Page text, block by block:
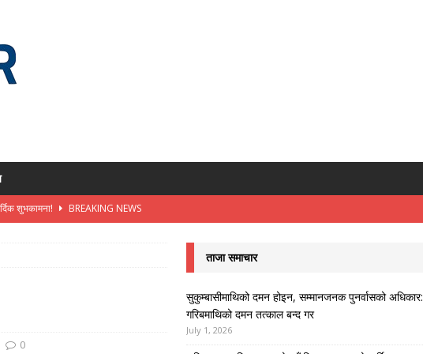
शुभकामना!
BREAKING NEWS
मार्ग-अजय निरौला
पक्षहरू – अजय निरौला
BREAKING NEWS
0
ताजा समाचार
सुकुम्बासीमाथिको दमन होइन, सम्मानजनक पुनर्वासको अधिकार:
गरिबमाथिको दमन तत्काल बन्द गर
July 1, 2026